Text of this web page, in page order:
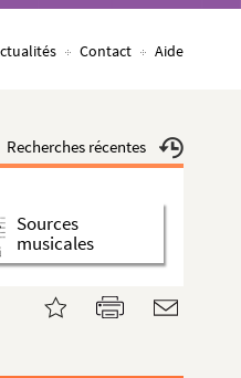
Contact Aide
Recherches récentes
Sources
musicales